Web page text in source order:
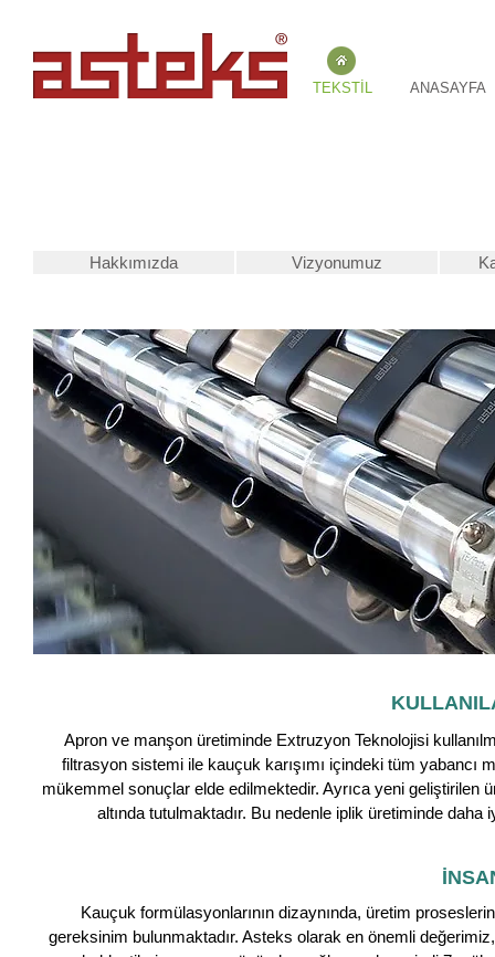
TEKSTİL ANASAYFA
Hakkımızda Vizyonumuz
Apron ve manşon üretiminde Extruzyon Teknolojisi
filtrasyon sistemi ile kauçuk karışımı içindeki tüm yabancı
mükemmel sonuçlar elde edilmektedir. Ayrıca yeni geliştirilen
altında tutulmaktadır. Bu nedenle iplik üretiminde daha
Kauçuk formülasyonlarının dizaynında, üretim
gereksinim bulunmaktadır. Asteks olarak en önemli